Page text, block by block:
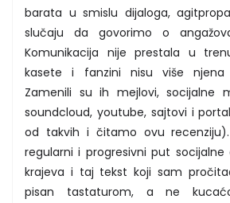
barata u smislu dijaloga,
slučaju da govorimo o
Komunikacija nije prestala u
kasete i fanzini nisu više njena
Zamenili su ih mejlovi, socijalne
soundcloud, youtube, sajtovi i
od takvih i čitamo ovu
regularni i progresivni put socijalne
krajeva i taj tekst koji sam
pisan tastaturom, a ne